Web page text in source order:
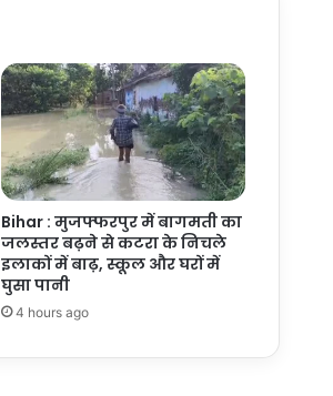
Bihar : मुजफ्फरपुर में बागमती का
जलस्तर बढ़ने से कटरा के निचले
इलाकों में बाढ़, स्कूल और घरों में
घुसा पानी
4 hours ago